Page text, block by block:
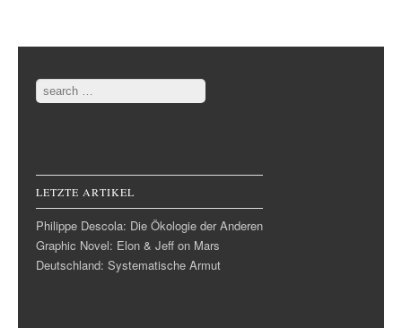
Post navigation
Search
LETZTE ARTIKEL
Philippe Descola: Die Ökologie der Anderen
Graphic Novel: Elon & Jeff on Mars
Deutschland: Systematische Armut